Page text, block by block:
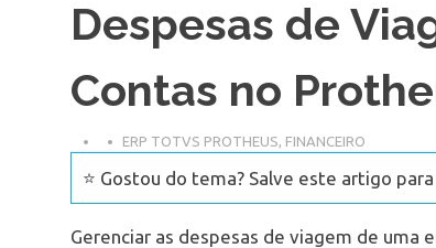
Despesas de
Contas no
ERP TOTVS PROTHEUS FINANCEIRO
⭐ Gostou do tema? Salve este artigo
Gerenciar as despesas de viagem de